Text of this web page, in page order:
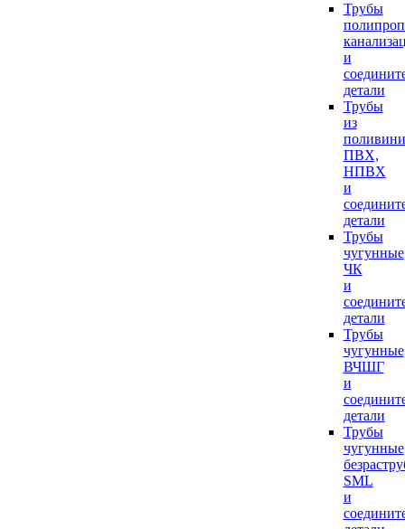
Трубы
и
детали
Трубы
из
ПВХ,
НПВХ
и
детали
Трубы
чугунные
ЧК
и
детали
Трубы
чугунные
ВЧШГ
и
детали
Трубы
чугунные
SML
и